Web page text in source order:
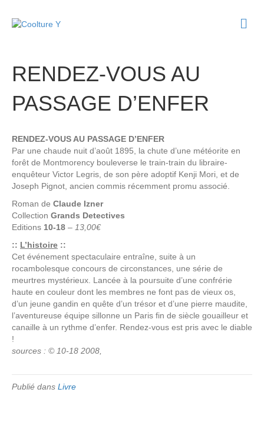
RENDEZ-VOUS AU
PASSAGE D’ENFER
RENDEZ-VOUS AU PASSAGE D’ENFER
Par une chaude nuit d’août 1895, la chute d’une météorite en
forêt de Montmorency bouleverse le train-train du libraire-
enquêteur Victor Legris, de son père adoptif Kenji Mori, et de
Joseph Pignot, ancien commis récemment promu associé.
Roman de Claude Izner
Collection Grands Detectives
Editions 10-18 – 13,00€
:: L’histoire ::
Cet événement spectaculaire entraîne, suite à un
rocambolesque concours de circonstances, une série de
meurtres mystérieux. Lancée à la poursuite d’une confrérie
haute en couleur dont les membres ne font pas de vieux os,
d’un jeune gandin en quête d’un trésor et d’une pierre maudite,
l’aventureuse équipe sillonne un Paris fin de siècle gouailleur et
canaille à un rythme d’enfer. Rendez-vous est pris avec le diable
!
sources : © 10-18 2008,
Publié dans Livre